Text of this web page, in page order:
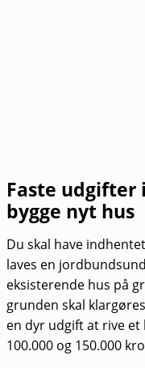
Faste udgifter
bygge nyt hus
Du skal have
laves en
eksisterende hus på
grunden skal
en dyr udgift at rive et
100.000 og 150.000